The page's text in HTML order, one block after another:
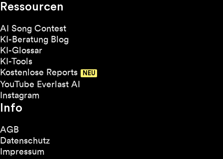
Ressourcen
AI Song Contest
KI-Beratung Blog
KI-Glossar
KI-Tools
Kostenlose Reports
YouTube Everlast AI
Instagram
Info
AGB
Datenschutz
Impressum